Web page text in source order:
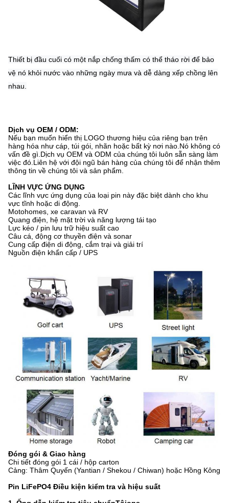
Thiết bị đầu cuối có một nắp chống thấm có thể tháo rời để bảo
vệ nó khỏi nước vào những ngày mưa và dễ dàng xếp chồng lên
nhau.
Dịch vụ OEM / ODM:
Nếu bạn muốn hiển thị LOGO thương hiệu của riêng bạn trên
hàng hóa như cáp, túi gói, nhãn hoặc bất kỳ nơi nào.Nó không có
vấn đề gì.Dịch vụ OEM và ODM của chúng tôi luôn sẵn sàng làm
việc đó.Liên hệ với đội ngũ bán hàng của chúng tôi để nhận thêm
thông tin về chúng tôi và sản phẩm.
LĨNH VỰC ỨNG DỤNG
Các lĩnh vực ứng dụng của loại pin này đặc biệt dành cho khu
vực tĩnh hoặc di động.
Motohomes, xe caravan và RV
Quang điện, hệ mặt trời và năng lượng tái tạo
Lực kéo / pin lưu trữ hiệu suất cao
Câu cá, động cơ thuyền điện và sonar
Cung cấp điện di động, cắm trại và giải trí
Nguồn điện khẩn cấp / UPS
Đóng gói & Giao hàng
Chi tiết đóng gói 1 cái / hộp carton
Cảng: Thâm Quyến (Yantian / Shekou / Chiwan) hoặc Hồng Kông
Pin LiFePO4 Điều kiện kiểm tra và hiệu suất